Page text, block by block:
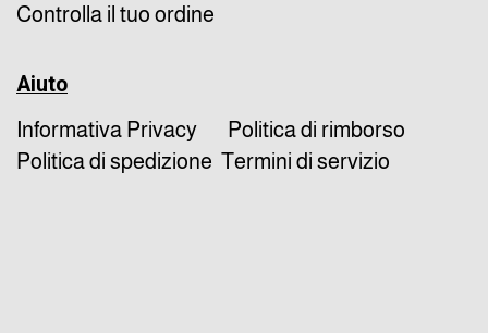
Controlla il tuo ordine
Aiuto
Informativa Privacy
Politica di rimborso
Politica di spedizione Termini di servizio